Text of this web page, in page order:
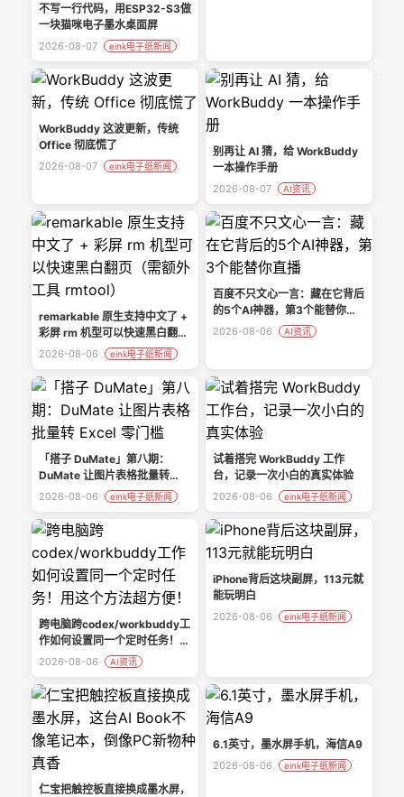
不写一行代码，用ESP32-S3做
一块猫咪电子墨水桌面屏
2026-08-07 eink电子纸新闻
WorkBuddy 这波更新，传统
Office 彻底慌了
2026-08-07 eink电子纸新闻
别再让 AI 猜，给 WorkBuddy
一本操作手册
2026-08-07 AI资讯
remarkable 原生支持中文了 +
彩屏 rm 机型可以快速黑白翻页
（需额外工具 rmtool）
2026-08-06 eink电子纸新闻
百度不只文心一言：藏在它背后
的5个AI神器，第3个能替你直
播
2026-08-06 AI资讯
「搭子 DuMate」第八期：
DuMate 让图片表格批量转
Excel 零门槛
2026-08-06 eink电子纸新闻
试着搭完 WorkBuddy 工作
台，记录一次小白的真实体验
2026-08-06 eink电子纸新闻
跨电脑跨codex/workbuddy工
作如何设置同一个定时任务！用
这个方法超方便！
2026-08-06 AI资讯
iPhone背后这块副屏，113元就
能玩明白
2026-08-06 eink电子纸新闻
仁宝把触控板直接换成墨水屏，
6.1英寸，墨水屏手机，海信A9
2026-08-06 eink电子纸新闻